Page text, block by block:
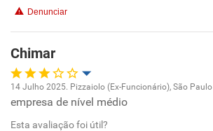
Não recomenda esta empresa
Não recomenda a diretoria
Denunciar
Chimar
Oportunidade de promoção
14 Julho 2025. Pizzaiolo (Ex-Funcionário), São Paulo
empresa de nível médio
Esta avaliação foi útil?